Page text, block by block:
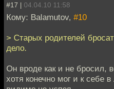
#17 | 04.04.10 11:58
Кому: Balamutov, #10
> Старых родителей
дело.
Он вроде как и не бросил,
хотя конечно мог и к себе